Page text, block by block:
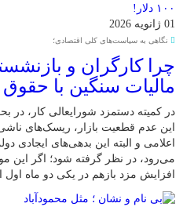
01 ژانویه 2026
نگاهی به سیاست‌های کلی اقتصادی؛
چرا کارگران و
مالیات سنگین با حقوق زیر ۱۰۰
در کمیته دستمزد شورایعالی کار، در
این عدم قطعیت بازار، ریسک‌های
اعلامی و البته این بدهی‌های
می‌رود، در نظر گرفته شود؛ اگر این
افزایش مزد بازهم در یکی دو ماه اول